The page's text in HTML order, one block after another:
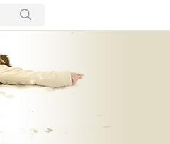
当前博客